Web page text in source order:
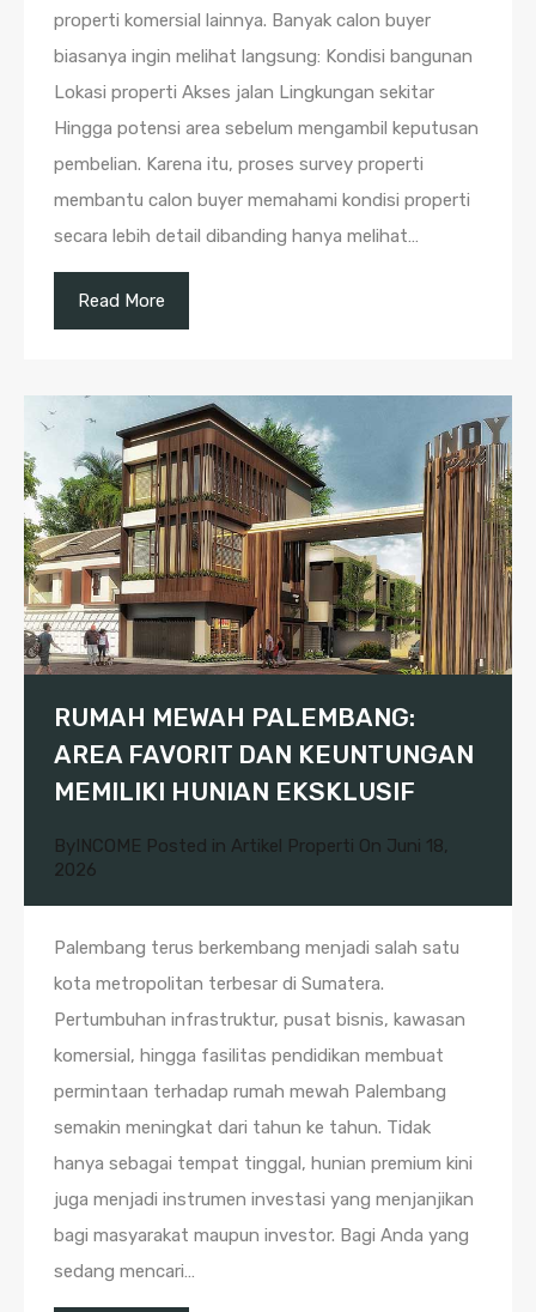
properti komersial lainnya. Banyak calon buyer
biasanya ingin melihat langsung: Kondisi bangunan
Lokasi properti Akses jalan Lingkungan sekitar
Hingga potensi area sebelum mengambil keputusan
pembelian. Karena itu, proses survey properti
membantu calon buyer memahami kondisi properti
secara lebih detail dibanding hanya melihat…
Read More
RUMAH MEWAH PALEMBANG:
AREA FAVORIT DAN KEUNTUNGAN
MEMILIKI HUNIAN EKSKLUSIF
By INCOME Posted in Artikel Properti On Juni 18,
2026
Palembang terus berkembang menjadi salah satu
kota metropolitan terbesar di Sumatera.
Pertumbuhan infrastruktur, pusat bisnis, kawasan
komersial, hingga fasilitas pendidikan membuat
permintaan terhadap rumah mewah Palembang
semakin meningkat dari tahun ke tahun. Tidak
hanya sebagai tempat tinggal, hunian premium kini
juga menjadi instrumen investasi yang menjanjikan
bagi masyarakat maupun investor. Bagi Anda yang
sedang mencari…